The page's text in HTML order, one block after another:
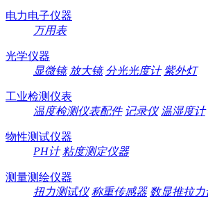
电力电子仪器
万用表
光学仪器
显微镜 放大镜 分光光度计 紫外灯
工业检测仪表
温度检测仪表配件 记录仪 温湿度计
物性测试仪器
PH计 粘度测定仪器
测量测绘仪器
扭力测试仪 称重传感器 数显推拉力